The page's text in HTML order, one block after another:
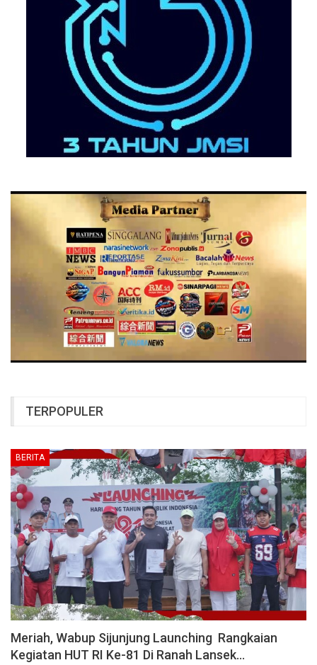
TERPOPULER
BERITA
Meriah, Wabup Sijunjung Launching Rangkaian
Kegiatan HUT RI Ke-81 Di Ranah Lansek…